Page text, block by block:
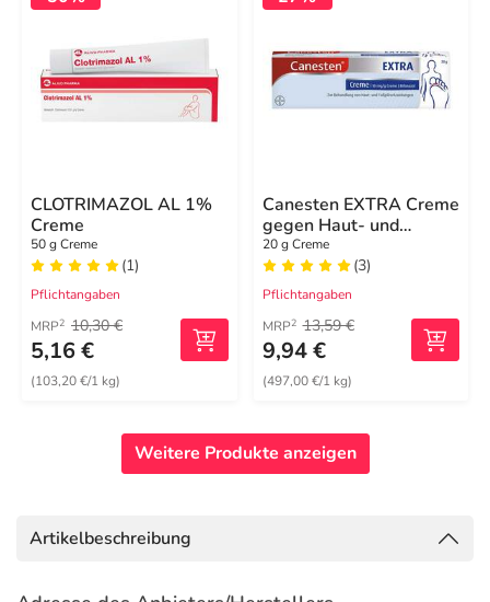
CLOTRIMAZOL AL 1%
Creme
50 g Creme
(1)
Pflichtangaben
MRP2 10,30 €
5,16 €
(103,20 €/1 kg)
Canesten EXTRA Creme
gegen Haut- und
Fußpilzerkrankungen
20 g Creme
(3)
Pflichtangaben
MRP2 13,59 €
9,94 €
(497,00 €/1 kg)
Weitere Produkte anzeigen
Artikelbeschreibung